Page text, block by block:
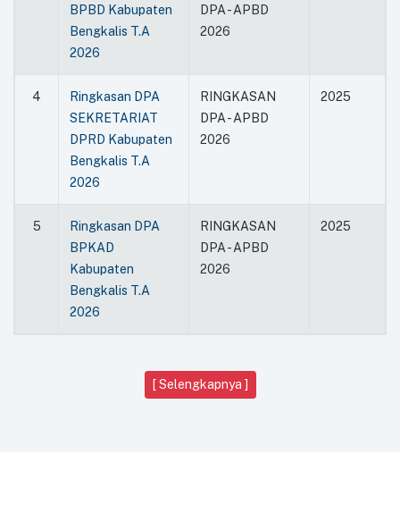
BPBD Kabupaten
Bengkalis T.A
2026
DPA - APBD
2026
4
Ringkasan DPA
SEKRETARIAT
DPRD Kabupaten
Bengkalis T.A
2026
RINGKASAN
DPA - APBD
2026
2025
5
Ringkasan DPA
BPKAD
Kabupaten
Bengkalis T.A
2026
RINGKASAN
DPA - APBD
2026
2025
[ Selengkapnya ]